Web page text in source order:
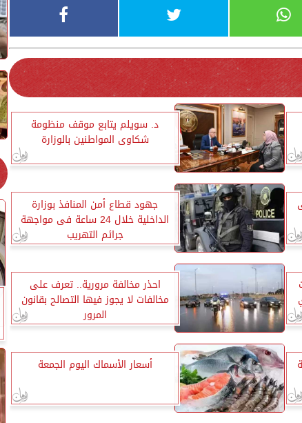
د. سويلم يتابع موقف منظومة
شكاوى المواطنين بالوزارة
جهود قطاع أمن المنافذ بوزارة
الداخلية خلال 24 ساعة فى مواجهة
جرائم التهريب
احذر مخالفة مرورية.. تعرف على
مخالفات لا يجوز فيها التصالح بقانون
المرور
أسعار الأسماك اليوم الجمعة